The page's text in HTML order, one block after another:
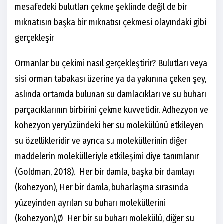
mesafedeki bulutları çekme şeklinde değil de bir
mıknatısın başka bir mıknatısı çekmesi olayındaki gibi
gerçekleşir
Ormanlar bu çekimi nasıl gerçekleştirir? Bulutları veya
sisi orman tabakası üzerine ya da yakınına çeken şey,
aslında ortamda bulunan su damlacıkları ve su buharı
parçacıklarının birbirini çekme kuvvetidir. Adhezyon ve
kohezyon yeryüzündeki her su molekülünü etkileyen
su özellikleridir ve ayrıca su moleküllerinin diğer
maddelerin molekülleriyle etkileşimi diye tanımlanır
(Goldman, 2018). Her bir damla, başka bir damlayı
(kohezyon), Her bir damla, buharlaşma sırasında
yüzeyinden ayrılan su buharı moleküllerini
(kohezyon),Ø Her bir su buharı molekülü, diğer su